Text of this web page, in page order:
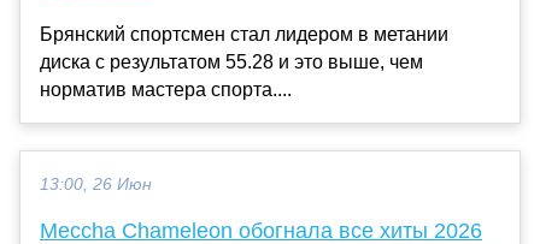
Брянский спортсмен стал лидером в метании
диска с результатом 55.28 и это выше, чем
норматив мастера спорта....
13:00, 26 Июн
Meccha Chameleon обогнала все хиты 2026